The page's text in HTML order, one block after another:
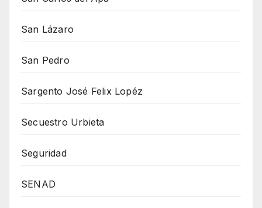
San Lázaro
San Pedro
Sargento José Felix Lopéz
Secuestro Urbieta
Seguridad
SENAD